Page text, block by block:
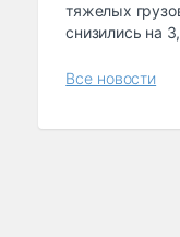
тяжелых
снизились на
Все новости